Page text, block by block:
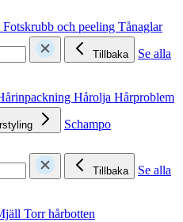
Fotskrubb och peeling Tånaglar
Tillbaka
Se alla
Hårolja Hårproblem
Schampo
Tillbaka
Se alla
Torr hårbotten